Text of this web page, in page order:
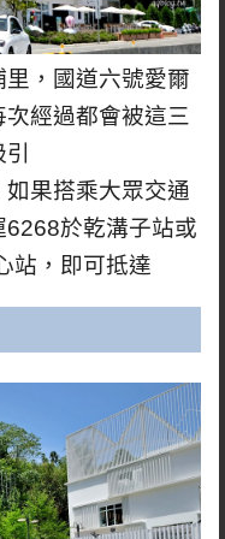
里，國道六號愛爾
經過都會被這三
果搭乘大眾交通
於乾溝子站或
站，即可抵達